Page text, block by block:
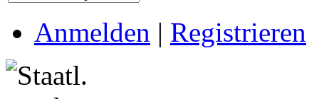
Anmelden | Registrieren